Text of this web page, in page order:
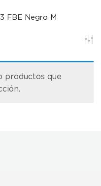
FBE Negro M
productos que